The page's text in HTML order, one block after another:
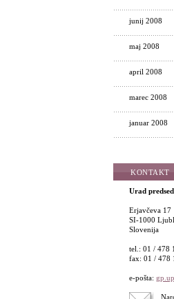
junij 2008
maj 2008
april 2008
marec 2008
januar 2008
KONTAKT
Urad
Erjavčeva 17
SI-1000
Slovenija
tel.: 01 / 478
fax: 01 / 478
e-pošta: